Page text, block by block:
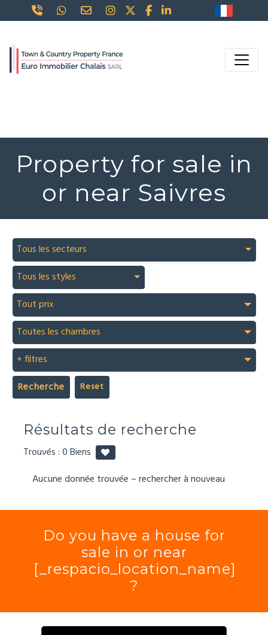
Property for sale in
or near Saivres
Tous les secteurs
Tous les styles
Tout prix
Toutes les chambres
+ filtres
Recherche
Résultats de recherche
Trouvés :0Biens
Aucune donnée trouvée – rechercher à nouveau
Do you have a house for
sale in or near
[_respacio_location_name]
?